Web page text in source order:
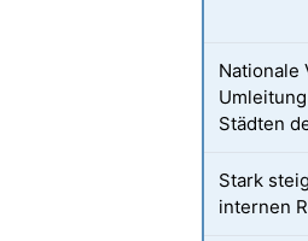
Nationale
Städten
Stark
internen